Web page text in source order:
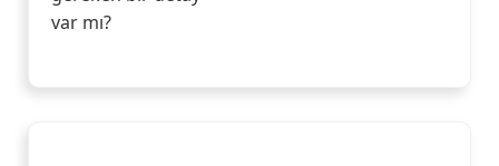
var mı?